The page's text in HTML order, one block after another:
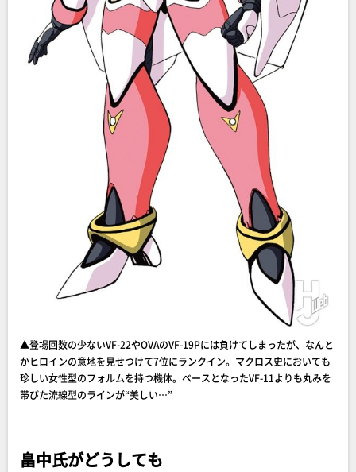
▲登場回数の少ないVF-22やOVAのVF-19Pには負けてしまったが、なんと
かヒロインの意地を見せつけて7位にランクイン。マクロス史においても
珍しい女性型のフォルムを持つ機体。ベースとなったVF-11よりも丸みを
帯びた流線型のラインが“美しい…”
畠中氏がどうしても